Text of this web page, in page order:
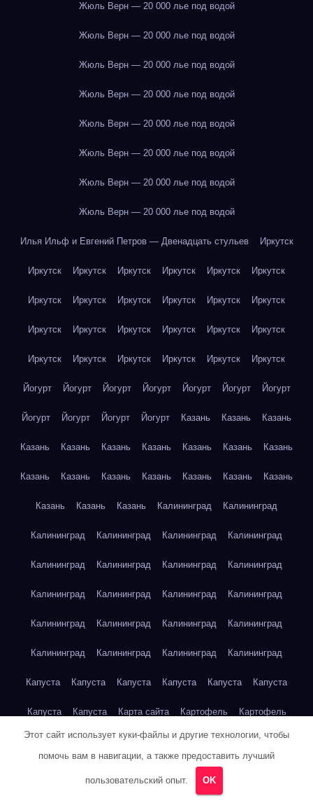
Жюль Верн — 20 000 лье под водой
Жюль Верн — 20 000 лье под водой
Жюль Верн — 20 000 лье под водой
Жюль Верн — 20 000 лье под водой
Жюль Верн — 20 000 лье под водой
Жюль Верн — 20 000 лье под водой
Жюль Верн — 20 000 лье под водой
Жюль Верн — 20 000 лье под водой
Илья Ильф и Евгений Петров — Двенадцать стульев Иркутск
Иркутск Иркутск Иркутск Иркутск Иркутск Иркутск
Иркутск Иркутск Иркутск Иркутск Иркутск Иркутск
Иркутск Иркутск Иркутск Иркутск Иркутск Иркутск
Иркутск Иркутск Иркутск Иркутск Иркутск Иркутск
Йогурт Йогурт Йогурт Йогурт Йогурт Йогурт Йогурт
Йогурт Йогурт Йогурт Йогурт Казань Казань Казань
Казань Казань Казань Казань Казань Казань Казань
Казань Казань Казань Казань Казань Казань Казань
Казань Казань Казань Калининград Калининград
Калининград Калининград Калининград Калининград
Калининград Калининград Калининград Калининград
Калининград Калининград Калининград Калининград
Калининград Калининград Калининград Калининград
Калининград Калининград Калининград Калининград
Капуста Капуста Капуста Капуста Капуста Капуста
Капуста Капуста Карта сайта Картофель Картофель
Картофель Картофель Картофель Картофель
Кейптаун
Этот сайт использует куки-файлы и другие технологии, чтобы
помочь вам в навигации, а также предоставить лучший
пользовательский опыт. OK